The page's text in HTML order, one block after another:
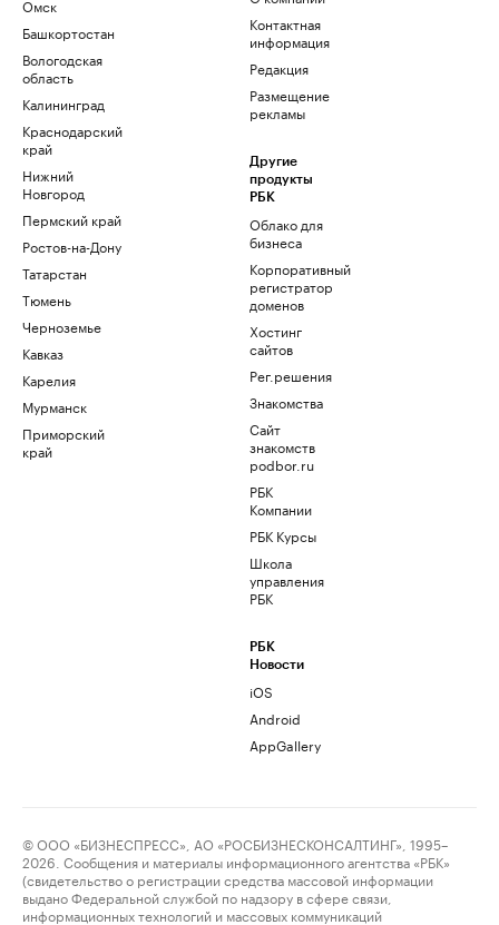
Омск
Башкортостан
Вологодская
область
Калининград
Краснодарский
край
Нижний
Новгород
Пермский край
Ростов-на-Дону
Татарстан
Тюмень
Черноземье
Кавказ
Карелия
Мурманск
Приморский
край
Контактная
информация
Редакция
Размещение
рекламы
Другие
продукты
РБК
Облако для
бизнеса
Корпоративный
регистратор
доменов
Хостинг
сайтов
Рег.решения
Знакомства
Сайт
знакомств
podbor.ru
РБК
Компании
РБК Курсы
Школа
управления
РБК
РБК
Новости
iOS
Android
AppGallery
© ООО «БИЗНЕСПРЕСС», АО «РОСБИЗНЕСКОНСАЛТИНГ», 1995–
2026. Сообщения и материалы информационного агентства «РБК»
(свидетельство о регистрации средства массовой информации
выдано Федеральной службой по надзору в сфере связи,
информационных технологий и массовых коммуникаций